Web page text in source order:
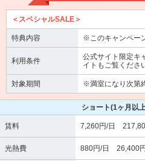
＜スペシャルSALE＞
特典内容 ※このキャンペー
利用条件
公式サイト限定キ
イトもご覧くださ
対象期間 ※満室になり次第
ショート(1ヶ月以
賃料 7,260円/日
光熱費 880円/日 26,400